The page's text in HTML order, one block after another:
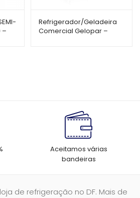
–
Refrigerador/Geladeira
Comercial Gelopar –
Aceitamos várias
bandeiras
de refrigeração no DF. Mais de